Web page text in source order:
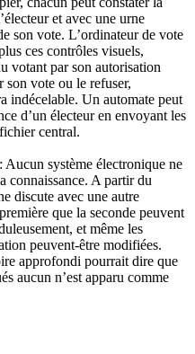
et avec une urne
son vote. L’ordinateur de vote
ces contrôles visuels,
votant par son autorisation
son vote ou le refuser,
indécelable. Un automate peut
d’un électeur en envoyant les
central.
Aucun système électronique ne
connaissance. A partir du
discute avec une autre
que la seconde peuvent
et même les
peuvent-être modifiées.
approfondi pourrait dire que
aucun n’est apparu comme